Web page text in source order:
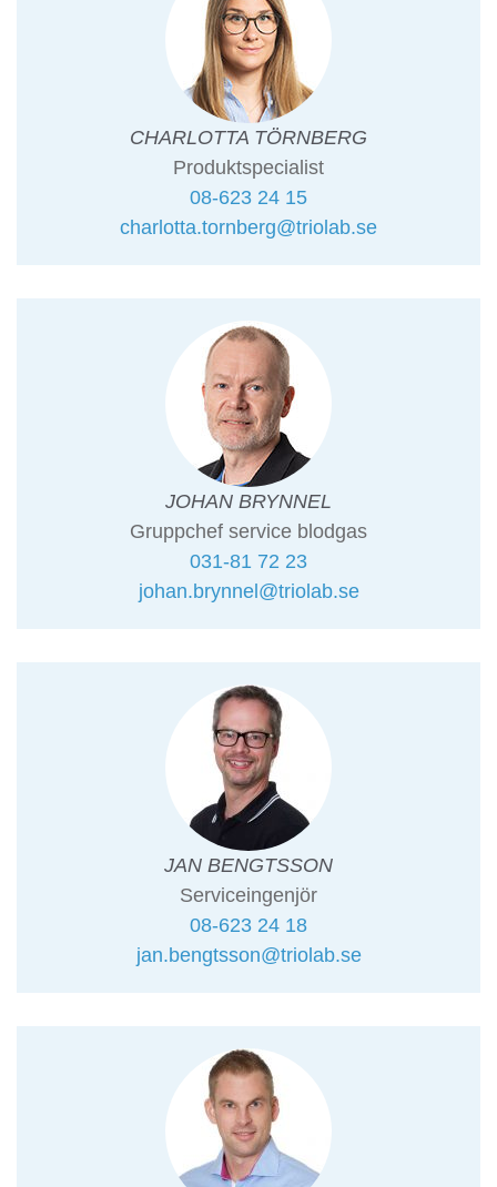
CHARLOTTA TÖRNBERG
Produktspecialist
08-623 24 15
charlotta.tornberg@triolab.se
JOHAN BRYNNEL
Gruppchef service blodgas
031-81 72 23
johan.brynnel@triolab.se
JAN BENGTSSON
Serviceingenjör
08-623 24 18
jan.bengtsson@triolab.se